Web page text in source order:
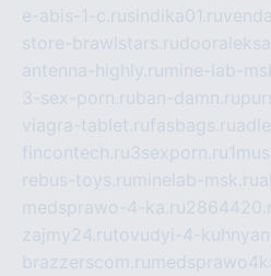
e-abis-1-c.rusindika01.ru
store-brawlstars.ru
antenna-highly.ru mine-lab-
3-sex-porn.ruban-damn.ru
viagra-tablet.rufasbags.ru
fincontech.ru3sexporn.ru
rebus-toys.ru minelab-msk.ru
medsprawo-4-ka.ru
zajmy24.rutovudyi-4-
brazzerscom.ru